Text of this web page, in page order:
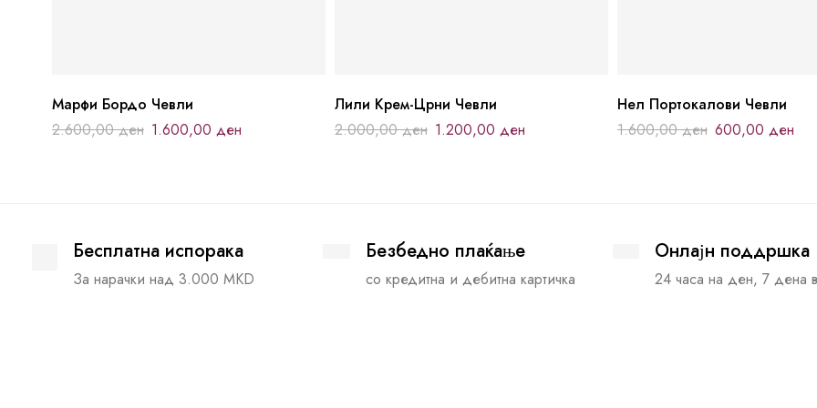
Марфи Бордо Чевли
2.600,00ден 1.600,00 ден
Лили Крем-Црни Чевли
2.000,00ден 1.200,00 ден
Нел Портокалови Чевли
1.600,00ден 600,00 ден
Бесплатна испорака
За нарачки над 3.000 MKD
Безбедно плаќање
со кредитна и дебитна картичка
Онлајн поддршка
24 часа на ден, 7 дена